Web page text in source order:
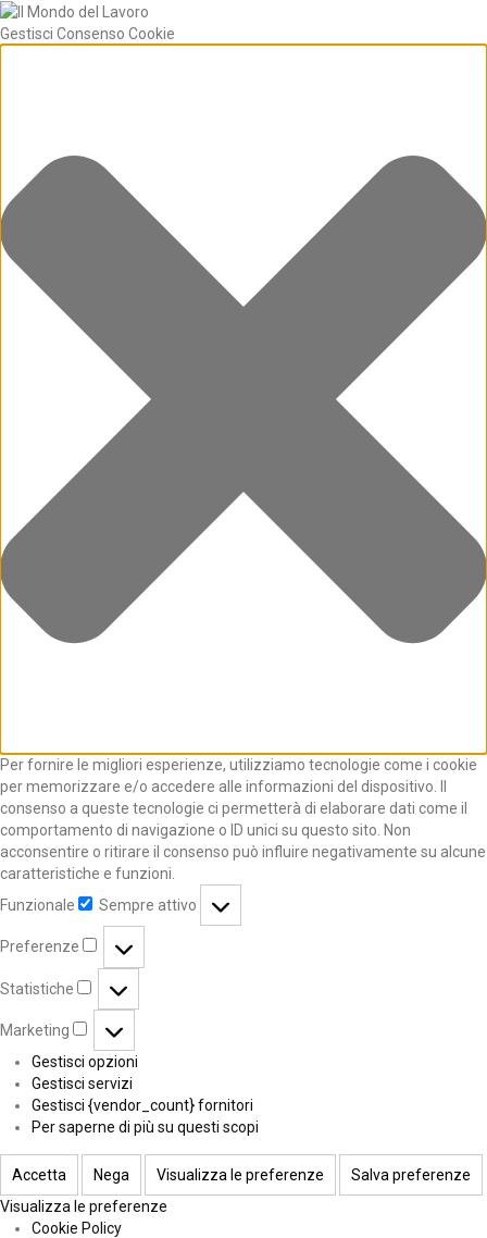
Gestisci Consenso Cookie
Per fornire le migliori esperienze, utilizziamo tecnologie come i cookie
per memorizzare e/o accedere alle informazioni del dispositivo. Il
consenso a queste tecnologie ci permetterà di elaborare dati come il
comportamento di navigazione o ID unici su questo sito. Non
acconsentire o ritirare il consenso può influire negativamente su alcune
caratteristiche e funzioni.
Funzionale
Sempre attivo
Preferenze
Statistiche
Marketing
Gestisci opzioni
Gestisci servizi
Gestisci {vendor_count} fornitori
Per saperne di più su questi scopi
Accetta Nega Visualizza le preferenze
Salva preferenze
Visualizza le preferenze
Cookie Policy